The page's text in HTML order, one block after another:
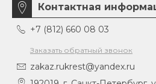
Контактная
+7 (812) 660 08 03
Заказать обратный звонок
zakaz.rukrest@yandex.ru